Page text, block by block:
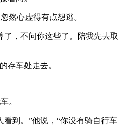
然心虚得有点想逃。
了，不问你这些了。陪我先去取
存车处走去。
。
看到。”他说，“你没有骑自行车